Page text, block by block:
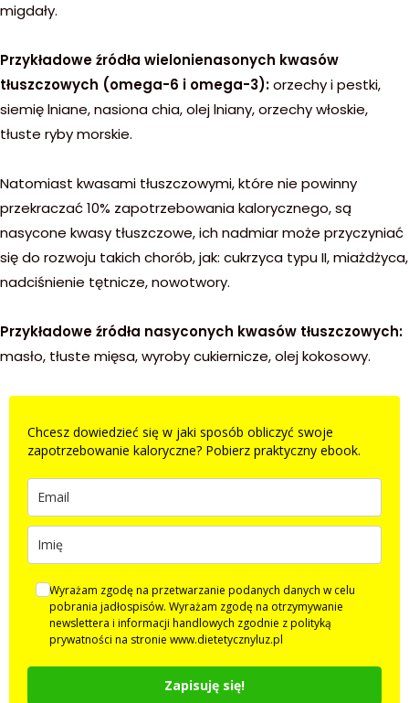
migdały.
Przykładowe źródła wielonienasonych kwasów
tłuszczowych (omega-6 i omega-3):orzechy i pestki,
siemię lniane, nasiona chia, olej lniany, orzechy włoskie,
tłuste ryby morskie.
Natomiast kwasami tłuszczowymi, które nie powinny
przekraczać 10% zapotrzebowania kalorycznego, są
nasycone kwasy tłuszczowe, ich nadmiar może przyczyniać
się do rozwoju takich chorób, jak: cukrzyca typu II, miażdżyca,
nadciśnienie tętnicze, nowotwory.
Przykładowe źródła nasyconych kwasów tłuszczowych:
masło, tłuste mięsa, wyroby cukiernicze, olej kokosowy.
Chcesz dowiedzieć się w jaki sposób obliczyć swoje
zapotrzebowanie kaloryczne? Pobierz praktyczny ebook.
Wyrażam zgodę na przetwarzanie podanych danych w celu
pobrania jadłospisów. Wyrażam zgodę na otrzymywanie
newslettera i informacji handlowych zgodnie z polityką
prywatności na stronie www.dietetycznyluz.pl
Zapisuję się!